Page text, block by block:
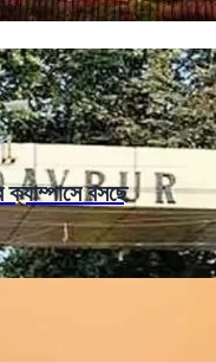
ক্যাম্পাসে বসছে